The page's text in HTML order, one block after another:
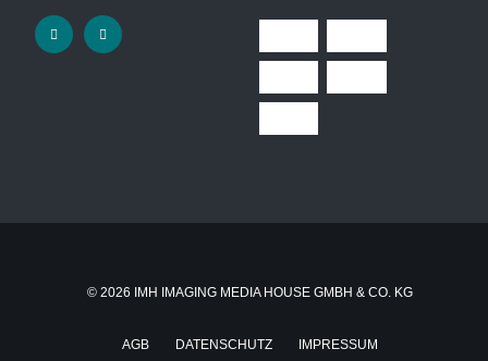
© 2026 IMH IMAGING MEDIA HOUSE GMBH & CO. KG
AGB DATENSCHUTZ IMPRESSUM